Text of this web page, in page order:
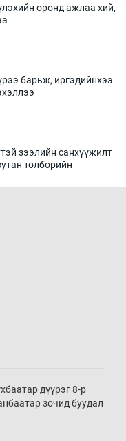
оронд ажлаа хий,
барьж, иргэдийнхээ
зээлийн санхүүжилт
төлбөрийн
дүүрэг 8-р
зочид буудал